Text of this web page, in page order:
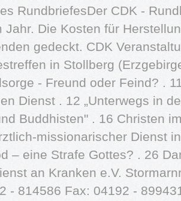
RundbriefesDer CDK -
Jahr. Die Kosten für
gedeckt. CDK
in Stollberg
- Freund oder Feind? .
Dienst . 12 „Unterwegs in
Buddhisten" . 16 Christen
missionarischer Dienst
– eine Strafe Gottes? . 26
an Kranken e.V.
- 814586 Fax: 04192 -